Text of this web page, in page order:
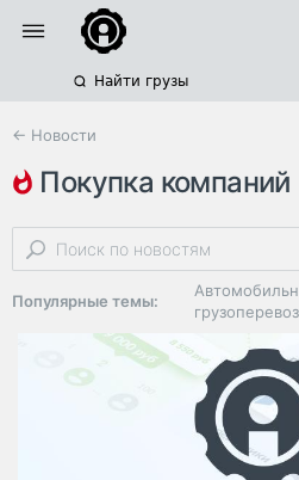
Найти грузы
← Новости
покупка компаний
Популярные темы:
Региональная
логистика
ЭДО, ИТ в
логистике
Дороги,